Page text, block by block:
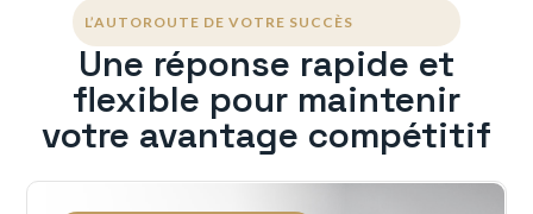
L’AUTOROUTE DE VOTRE SUCCÈS
Une réponse rapide et
flexible pour maintenir
votre avantage compétitif